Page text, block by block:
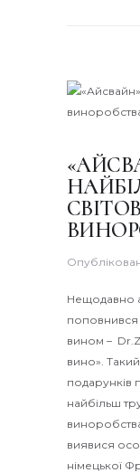
Нещодавно
поповнився
вином –
вино».
подарунків
найбільш
виявися
німецької